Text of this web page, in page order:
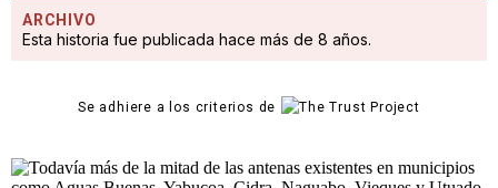
ARCHIVO
Esta historia fue publicada hace más de 8 años.
Se adhiere a los criterios de